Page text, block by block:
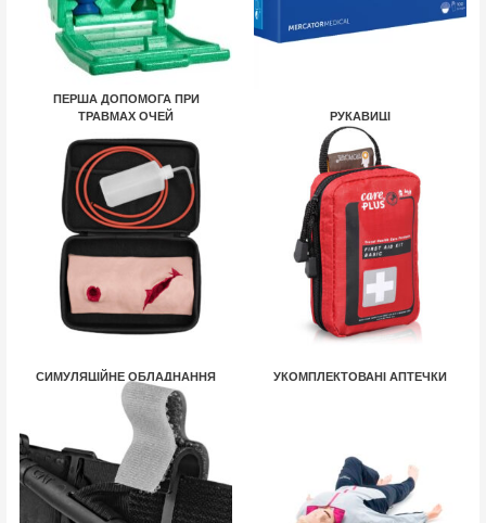
ПЕРША ДОПОМОГА ПРИ
ТРАВМАХ ОЧЕЙ
РУКАВИЦІ
7 ТОВАРІВ
СИМУЛЯЦІЙНЕ ОБЛАДНАННЯ
29 ТОВАРІВ
УКОМПЛЕКТОВАНІ АПТЕЧКИ